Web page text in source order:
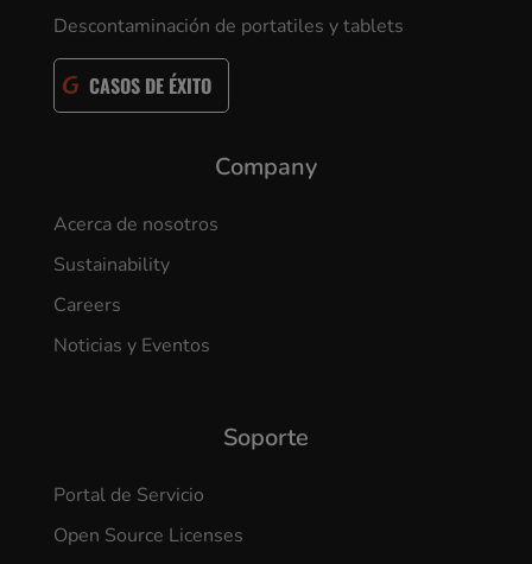
Descontaminación de portatiles y tablets
CASOS DE ÉXITO
Company
Acerca de nosotros
Sustainability
Careers
Noticias y Eventos
Soporte
Portal de Servicio
Open Source Licenses